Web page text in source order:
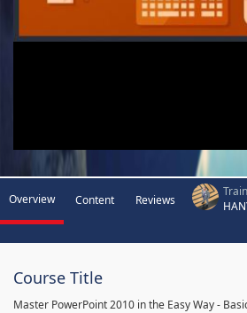
Overview Content Reviews
Course Title
Master PowerPoint 2010 in the Easy Way -